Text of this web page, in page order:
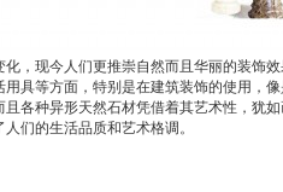
，现今人们更推崇自然而且华丽的装
具等方面，特别是在建筑装饰的使用
各种异形天然石材凭借着其艺术性，犹
们的生活品质和艺术格调。